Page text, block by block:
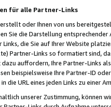
für alle Partner-Links
oder Ihnen von uns
Sie die Darstellung
die Sie auf Ihrer Website
Partner-Links so formatiert sind,
auffordern, Ihre Partner-Links
beispielsweise Ihre Partner-ID
die URL eines jeden Links zu einer
unserer Zustimmung, können